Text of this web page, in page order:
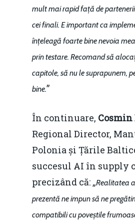
mult mai rapid față de
cei finali. E important ca
înțeleagă foarte bine nevoia
prin testare. Recomand să
capitole, să nu le suprapunem,
bine.”
În continuare,
Regional Director,
Polonia și Țările
succesul AI în supply
precizând că: „Realitatea
prezentă ne impun să ne
compatibili cu poveștile